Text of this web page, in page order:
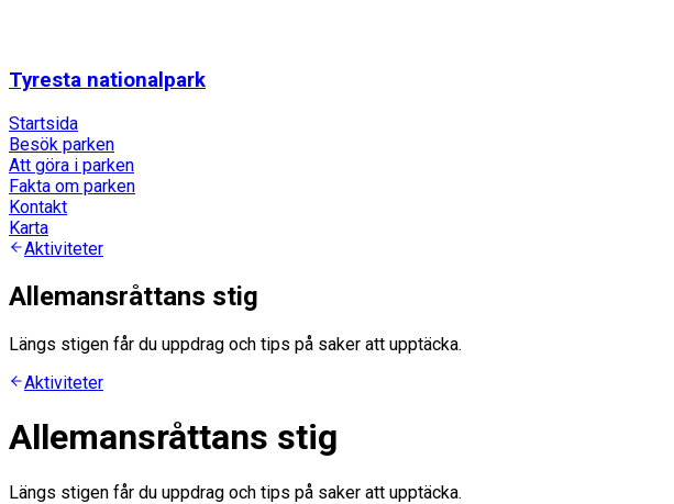
Tyresta nationalpark
Startsida
Besök parken
Att göra i parken
Fakta om parken
Kontakt
Karta
Aktiviteter
Allemansråttans stig
Längs stigen får du uppdrag och tips på saker att upptäcka.
Aktiviteter
Allemansråttans stig
Längs stigen får du uppdrag och tips på saker att upptäcka.